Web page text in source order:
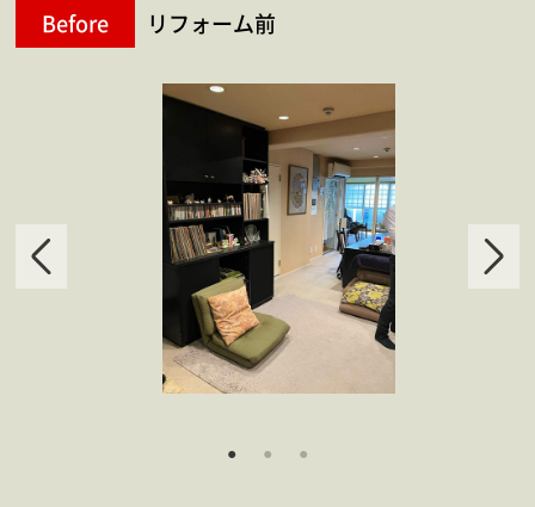
Before リフォーム前